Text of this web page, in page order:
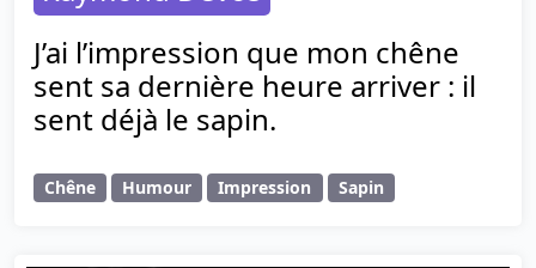
J’ai l’impression que mon chêne
sent sa dernière heure arriver : il
sent déjà le sapin.
Chêne Humour Impression Sapin